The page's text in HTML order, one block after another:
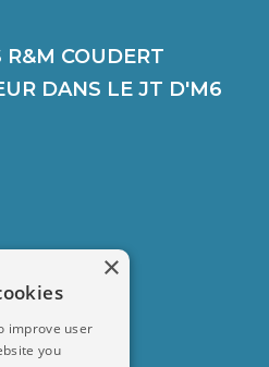
COUDERT
DANS LE JT D'M6
×
improve user
you